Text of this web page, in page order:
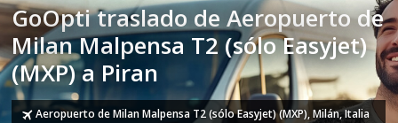
GoOpti traslado de Aeropuerto de
Milan Malpensa T2 (sólo Easyjet)
(MXP) a Piran
Aeropuerto de Milan Malpensa T2 (sólo Easyjet) (MXP), Milán, Italia